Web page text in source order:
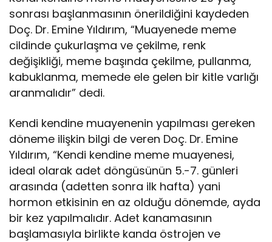
sonrası başlanmasının önerildiğini kaydeden
Doç. Dr. Emine Yıldırım, “Muayenede meme
cildinde çukurlaşma ve çekilme, renk
değişikliği, meme başında çekilme, pullanma,
kabuklanma, memede ele gelen bir kitle varlığı
aranmalıdır” dedi.
Kendi kendine muayenenin yapılması gereken
döneme ilişkin bilgi de veren Doç. Dr. Emine
Yıldırım, “Kendi kendine meme muayenesi,
ideal olarak adet döngüsünün 5.-7. günleri
arasında (adetten sonra ilk hafta) yani
hormon etkisinin en az olduğu dönemde, ayda
bir kez yapılmalıdır. Adet kanamasının
başlamasıyla birlikte kanda östrojen ve